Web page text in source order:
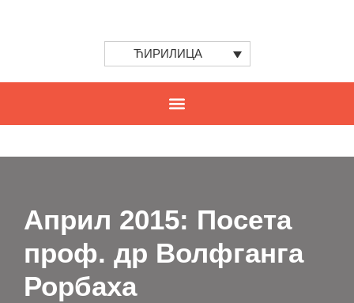
ЋИРИЛИЦА
Април 2015: Посета
проф. др Волфганга
Рорбаха